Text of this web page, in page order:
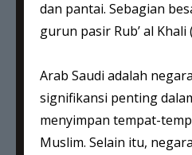
dan pantai. Sebagian
gurun pasir Rub’ al
Arab Saudi adalah
signifikansi penting
menyimpan tempat-
Muslim. Selain itu,